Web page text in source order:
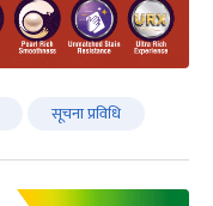
सूचना प्रविधि